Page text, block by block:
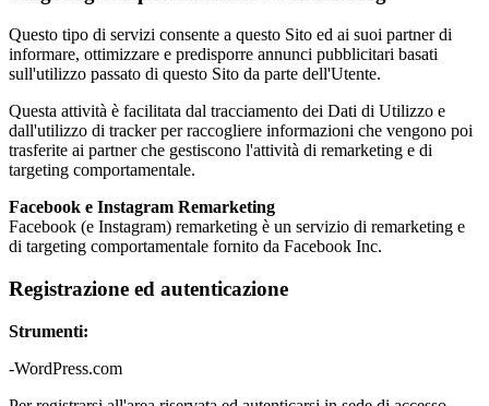
Questo tipo di servizi consente a questo Sito ed ai suoi partner di
informare, ottimizzare e predisporre annunci pubblicitari basati
sull'utilizzo passato di questo Sito da parte dell'Utente.
Questa attività è facilitata dal tracciamento dei Dati di Utilizzo e
dall'utilizzo di tracker per raccogliere informazioni che vengono poi
trasferite ai partner che gestiscono l'attività di remarketing e di
targeting comportamentale.
Facebook e Instagram Remarketing
Facebook (e Instagram) remarketing è un servizio di remarketing e
di targeting comportamentale fornito da Facebook Inc.
Registrazione ed autenticazione
Strumenti:
-WordPress.com